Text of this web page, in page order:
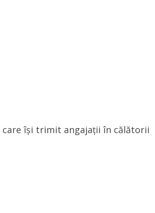
care își trimit angajații în călătorii